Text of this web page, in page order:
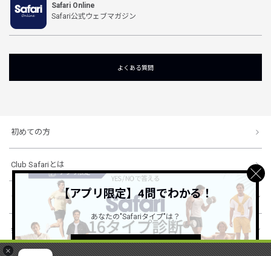
×
Safari Online
Safari公式ウェブマガジン
よくある質問
初めての方
Club Safariとは
ショッピングガイド
会社概要・規約
【アプリ限定】4問でわかる！
あなたの"Safariタイプ"は？
詳しくはこちら ＞